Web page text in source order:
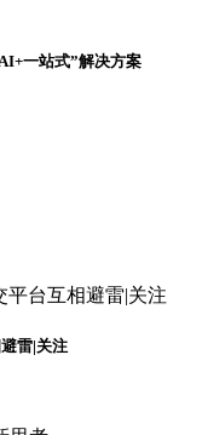
一站式”解决方案
雷|关注